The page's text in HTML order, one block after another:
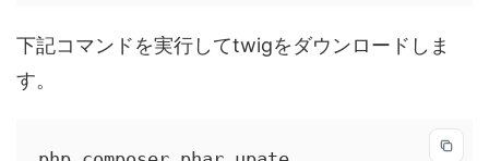
下記コマンドを実行してtwigをダウンロードしま
す。